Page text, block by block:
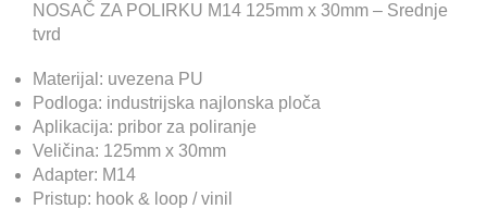
NOSAČ ZA POLIRKU M14 125mm x 30mm – Srednje
tvrd
Materijal: uvezena PU
Podloga: industrijska najlonska ploča
Aplikacija: pribor za poliranje
Veličina: 125mm x 30mm
Adapter: M14
Pristup: hook & loop / vinil